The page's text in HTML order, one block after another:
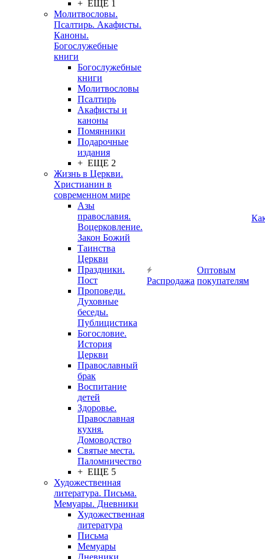
+ ЕЩЕ 1
Молитвословы.
Псалтирь. Акафисты.
Каноны.
Богослужебные
книги
Богослужебные
книги
Молитвословы
Псалтирь
Акафисты и
каноны
Помянники
Подарочные
издания
+ ЕЩЕ 2
Жизнь в Церкви.
Христианин в
современном мире
Азы
православия.
Воцерковление.
Закон Божий
Таинства
Церкви
Праздники.
Пост
Проповеди.
Духовные
беседы.
Публицистика
Богословие.
История
Церкви
Православный
брак
Воспитание
детей
Здоровье.
Православная
кухня.
Домоводство
Святые места.
Паломничество
+ ЕЩЕ 5
Художественная
литература. Письма.
Мемуары. Дневники
Художественная
литература
Письма
Мемуары
Дневники
Распродажа
Оптовым
покупателям